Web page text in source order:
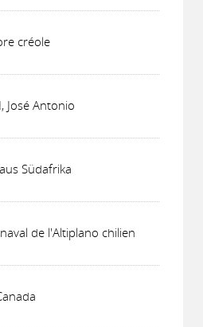
créole
José Antonio
Südafrika
de l'Altiplano chilien